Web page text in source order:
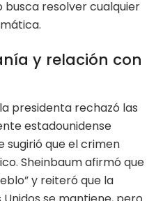
busca resolver cualquier
y relación con
presidenta rechazó las
estadounidense
sugirió que el crimen
Sheinbaum afirmó que
y reiteró que la